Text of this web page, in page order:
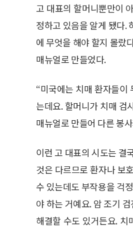
고 대표의 할머니뿐만이
정하고 있음을 알게 됐다.
에 무엇을 해야 할지 몰랐
매뉴얼로 만들었다.
“미국에는 치매 환자들이
는데요. 할머니가 치매 검
매뉴얼로 만들어 다른 봉
이런 고 대표의 시도는 결
것은 다르므로 환자나 보
수 있는데도 부작용을 걱
야 하는 거예요. 암 조기
해결할 수도 있거든요.